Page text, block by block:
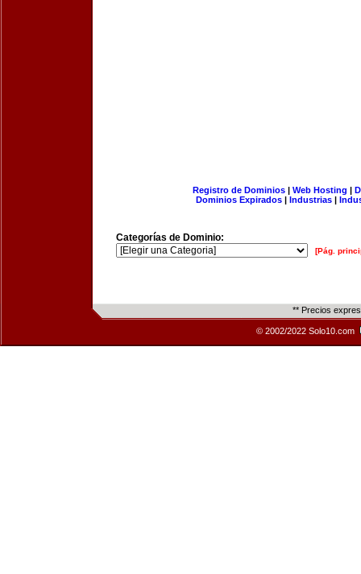
Registro de Dominios| Web Hosting |
Dominios Expirados | Industrias |
Categorías de Dominio:
[Pág.
** Precios
© 2002/2022 Solo10.com